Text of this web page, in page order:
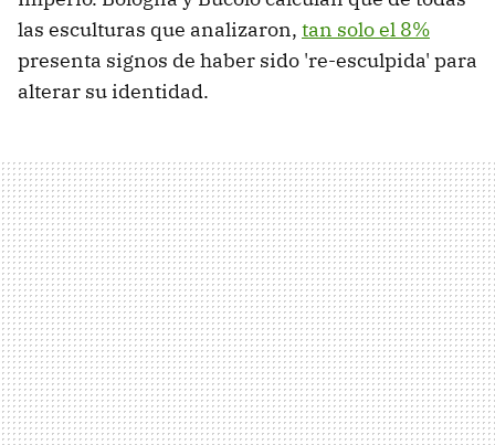
las esculturas que analizaron, tan solo el 8%
presenta signos de haber sido 're-esculpida' para
alterar su identidad.